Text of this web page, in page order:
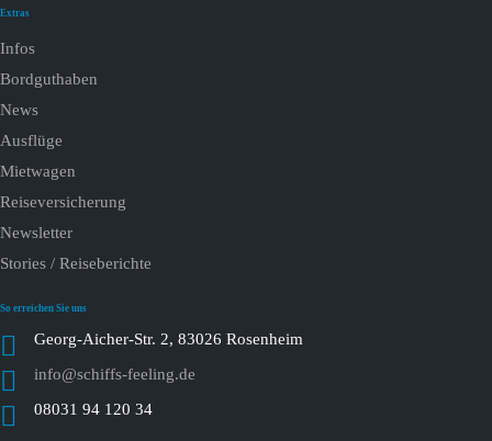
Extras
Infos
Bordguthaben
News
Ausflüge
Mietwagen
Reiseversicherung
Newsletter
Stories / Reiseberichte
So erreichen Sie uns
Georg-Aicher-Str. 2, 83026 Rosenheim
info@schiffs-feeling.de
08031 94 120 34